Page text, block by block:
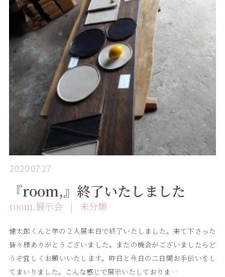
2020.07.27
『room,』終了いたしました
room.展示会 未分類
健太郎くんと学の２人展本日で終了いたしました。来て下さった
皆々様ありがとうございました。またの機会がございましたらど
うぞ宜しくお願いいたします。昨日と今日の二日間お手伝いをし
てまいりました。こんな感じで展示いたしておりま…